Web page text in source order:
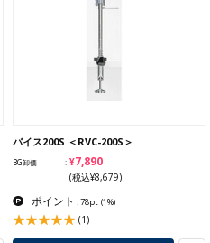
バイス200S ＜RVC-200S＞
BG卸価 ¥7,890
(税込¥8,679)
ポイント : 78pt (1%)
(1)